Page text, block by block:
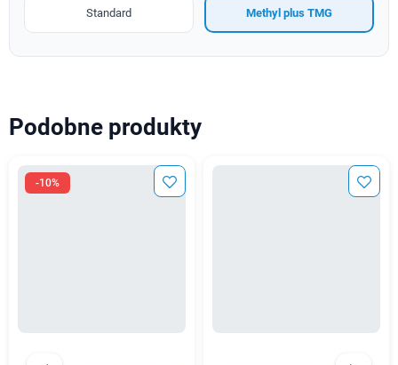
Standard Methyl plus TMG
Podobne produkty
-10%